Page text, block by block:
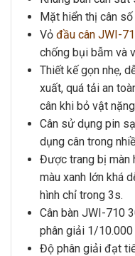
Mặt hiển thị cân số
Vỏ đầu cân JWI-
chống bụi bẫm và
Thiết kế gọn nhẹ,
xuất, quá tải an
cân khi bỏ vật
Cân sử dụng pin
dụng cân trong
Được trang bị màn
màu xanh lớn khá
hình chỉ trong 3s.
Cân bàn JWI-710
phân giải 1/
Độ phân giải đạt